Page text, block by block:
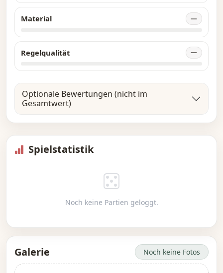
Material —
Regelqualität —
Optionale Bewertungen (nicht im
Gesamtwert)
Spielstatistik
Noch keine Partien geloggt.
Galerie Noch keine Fotos